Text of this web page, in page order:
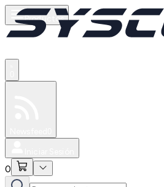
Productos
0